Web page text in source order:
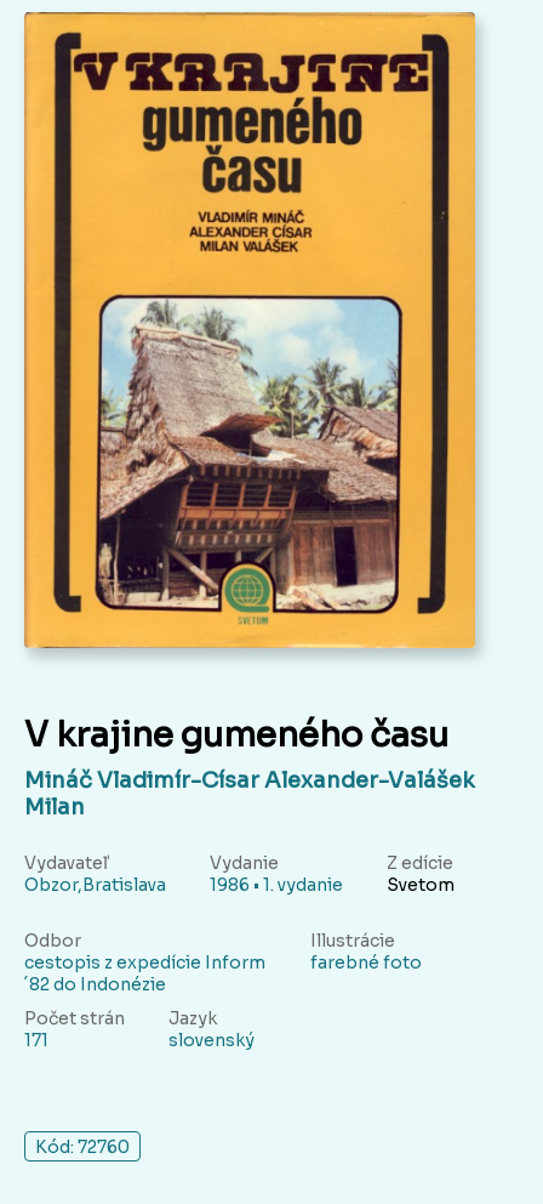
V krajine gumeného času
Mináč Vladimír-Císar Alexander-Valášek
Milan
Vydavateľ
Obzor,Bratislava
Vydanie
1986 • 1. vydanie
Z edície
Svetom
Odbor
cestopis z expedície Inform
´82 do Indonézie
Illustrácie
farebné foto
Počet strán
171
Jazyk
slovenský
Kód: 72760